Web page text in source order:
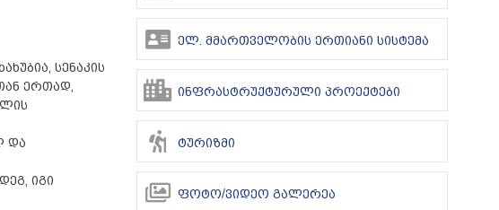
სენაკის
ერთად,
და
იგი
ელ. მმართველობის ერთიანი სისტემა
ინფრასტრუქტურული პროექტები
ტურიზმი
ფოტო/ვიდეო გალერეა